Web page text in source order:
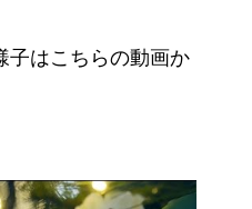
子はこちらの動画か